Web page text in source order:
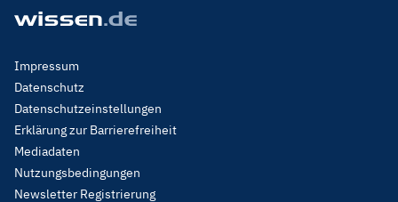
Footer
Menu
Legal
Impressum
Datenschutz
Datenschutzeinstellungen
Erklärung zur Barrierefreiheit
Mediadaten
Nutzungsbedingungen
Newsletter Registrierung